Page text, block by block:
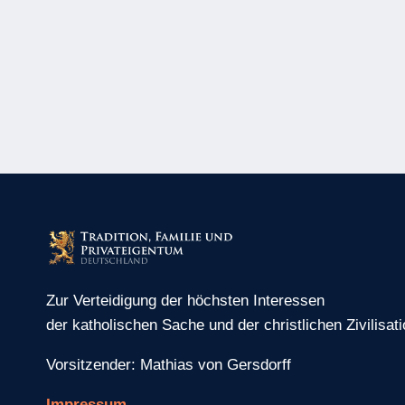
Zur Verteidigung der höchsten Interessen
der katholischen Sache und der christlichen
Vorsitzender: Mathias von Gersdorff